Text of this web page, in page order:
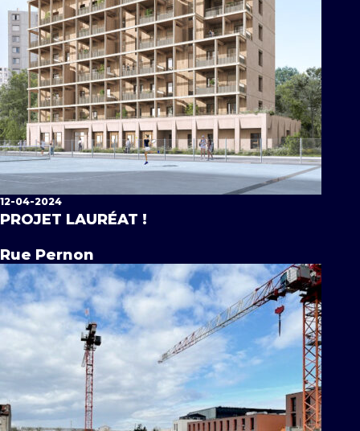
12-04-2024
PROJET LAURÉAT !
Rue Pernon